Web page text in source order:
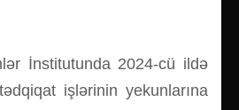
İnstitutunda 2024-cü ildə
işlərinin yekunlarına